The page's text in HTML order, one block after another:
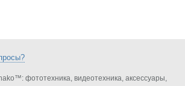
фототехника, видеотехника, аксессуары,